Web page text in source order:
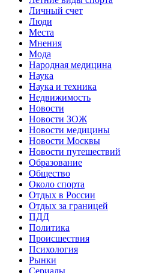
Личный счет
Люди
Места
Мнения
Мода
Народная медицина
Наука
Наука и техника
Недвижимость
Новости
Новости ЗОЖ
Новости медицины
Новости Москвы
Новости путешествий
Образование
Общество
Около спорта
Отдых в России
Отдых за границей
ПДД
Политика
Происшествия
Психология
Рынки
Сериалы